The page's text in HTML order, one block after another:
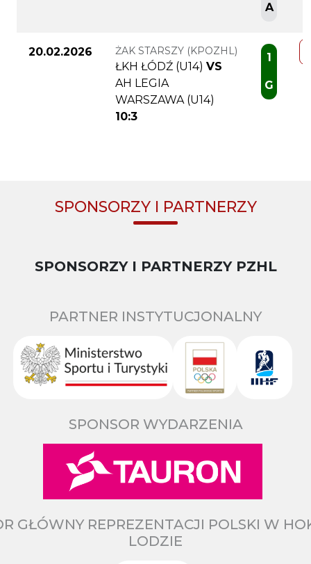
A
20.02.2026 ŻAK STARSZY (KPOZHL)
ŁKH ŁÓDŹ (U14) VS
AH LEGIA
WARSZAWA (U14)
10:3
1
G
SPONSORZY I PARTNERZY
SPONSORZY I PARTNERZY PZHL
PARTNER INSTYTUCJONALNY
SPONSOR WYDARZENIA
GŁÓWNY REPREZENTACJI POLSKI W
LODZIE